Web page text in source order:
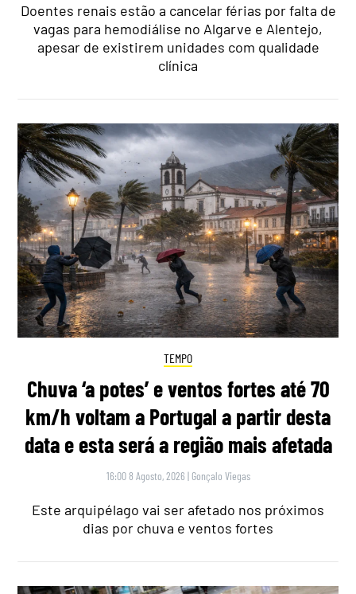
Doentes renais estão a cancelar férias por falta de
vagas para hemodiálise no Algarve e Alentejo,
apesar de existirem unidades com qualidade
clínica
TEMPO
Chuva ‘a potes’ e ventos fortes até 70
km/h voltam a Portugal a partir desta
data e esta será a região mais afetada
16:00 8 Agosto, 2026 | Gonçalo Viegas
Este arquipélago vai ser afetado nos próximos
dias por chuva e ventos fortes